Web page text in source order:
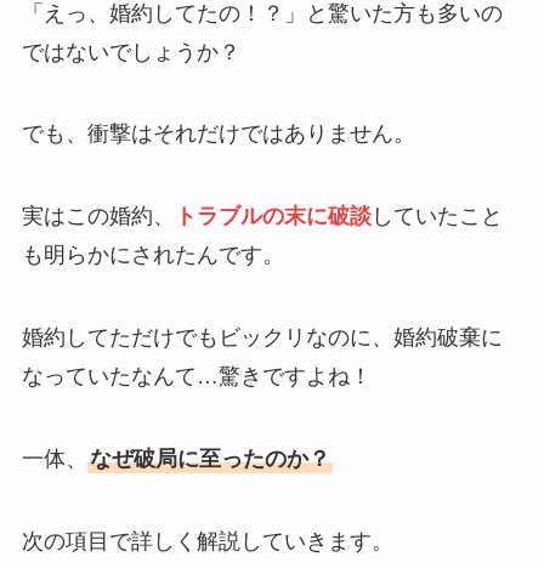
「えっ、婚約してたの！？」と驚いた方も多いの
ではないでしょうか？
でも、衝撃はそれだけではありません。
実はこの婚約、 トラブルの末に破談していたこと
も明らかにされたんです。
婚約してただけでもビックリなのに、婚約破棄に
なっていたなんて…驚きですよね！
一体、 なぜ破局に至ったのか？
次の項目で詳しく解説していきます。